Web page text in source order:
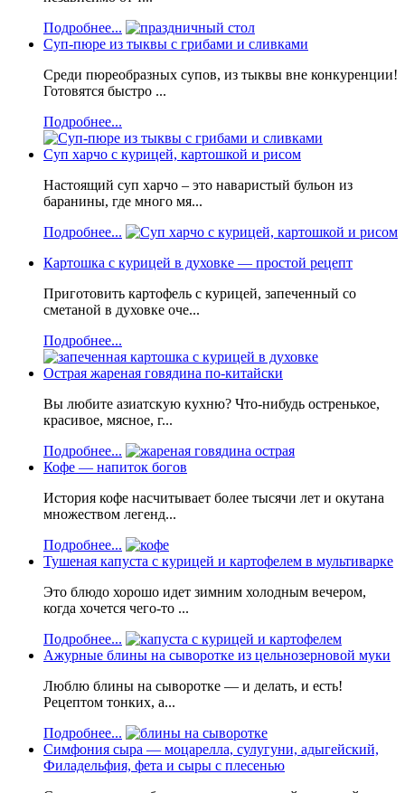
Подробнее...
Суп-пюре из тыквы с грибами и сливками
Среди пюреобразных супов, из тыквы вне конкуренции!
Готовятся быстро ...
Подробнее...
Суп харчо с курицей, картошкой и рисом
Настоящий суп харчо – это наваристый бульон из
баранины, где много мя...
Подробнее...
Картошка с курицей в духовке — простой рецепт
Приготовить картофель с курицей, запеченный со
сметаной в духовке оче...
Подробнее...
Острая жареная говядина по-китайски
Вы любите азиатскую кухню? Что-нибудь остренькое,
красивое, мясное, г...
Подробнее...
Кофе — напиток богов
История кофе насчитывает более тысячи лет и окутана
множеством легенд...
Подробнее...
Тушеная капуста с курицей и картофелем в мультиварке
Это блюдо хорошо идет зимним холодным вечером,
когда хочется чего-то ...
Подробнее...
Ажурные блины на сыворотке из цельнозерновой муки
Люблю блины на сыворотке — и делать, и есть!
Рецептом тонких, а...
Подробнее...
Симфония сыра — моцарелла, сулугуни, адыгейский,
Филадельфия, фета и сыры с плесенью